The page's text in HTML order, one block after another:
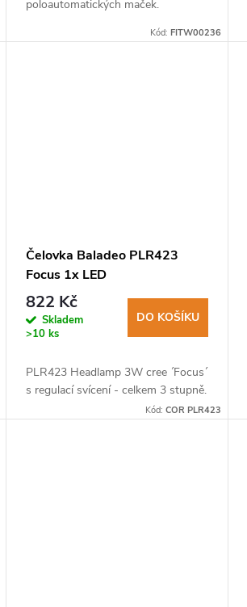
poloautomatických maček.
Kód: FITW00236
Čelovka Baladeo PLR423
Focus 1x LED
822 Kč
Skladem
>10 ks
DO KOŠÍKU
PLR423 Headlamp 3W cree ´Focus´
s regulací svícení - celkem 3 stupně.
Kód: COR PLR423